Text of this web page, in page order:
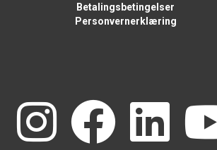
Betalingsbetingelser
Personvernerklæring